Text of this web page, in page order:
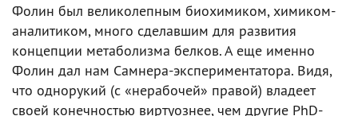
Фолин был великолепным биохимиком, химиком-
аналитиком, много сделавшим для развития
концепции метаболизма белков. А еще именно
Фолин дал нам Самнера-экспериментатора. Видя,
что однорукий (с «нерабочей» правой) владеет
своей конечностью виртуознее, чем другие PhD-